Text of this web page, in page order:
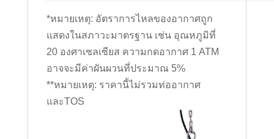
*หมายเหตุ: อัตราการไหลของอากาศถูก
แสดงในสภาวะมาตรฐาน เช่น อุณหภูมิที่
20 องศาเซลเซียส ความกดอากาศ 1 ATM
อาจจะมีค่าผันผวนที่ประมาณ 5%
**หมายเหตุ: ราคานี้ไม่รวมท่ออากาศ
และTOS